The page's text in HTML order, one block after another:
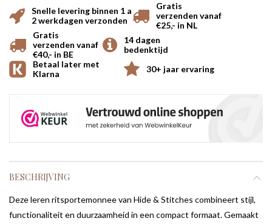
Snelle levering binnen 1 a
2 werkdagen verzonden
Gratis
verzenden vanaf
€25,- in NL
Gratis
verzenden vanaf
€40,- in BE
14 dagen
bedenktijd
Betaal later met
Klarna
30+ jaar ervaring
BESCHRIJVING
Deze leren ritsportemonnee van Hide & Stitches combineert stijl,
functionaliteit en duurzaamheid in een compact formaat. Gemaakt